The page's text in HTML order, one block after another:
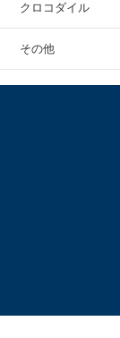
クロコダイル
その他